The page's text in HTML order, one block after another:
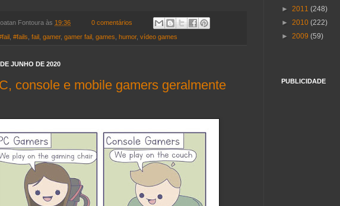
Fontoura às 19:36 0 comentários
#fails fail gamer, gamer fail games humor, vídeo games
JUNHO DE 2020
console e mobile gamers geralmente
► 2011 (248)
► 2010 (222)
► 2009 (59)
PUBLICIDADE